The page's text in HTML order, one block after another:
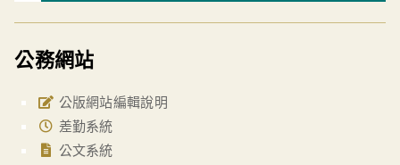
公務網站
公版網站編輯說明
差勤系統
公文系統